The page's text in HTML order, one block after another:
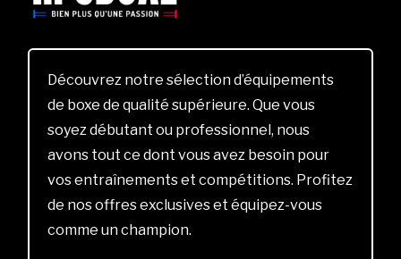
Découvrez notre sélection d’équipements
de boxe de qualité supérieure. Que vous
soyez débutant ou professionnel, nous
avons tout ce dont vous avez besoin pour
vos entraînements et compétitions. Profitez
de nos offres exclusives et équipez-vous
comme un champion.